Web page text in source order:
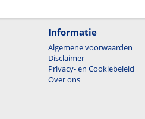
Informatie
Algemene voorwaarden
Disclaimer
Privacy- en Cookiebeleid
Over ons